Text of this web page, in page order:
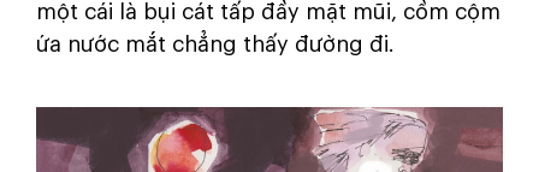
một cái là bụi cát tấp đầy mặt mũi, cồm cộm
ứa nước mắt chẳng thấy đường đi.